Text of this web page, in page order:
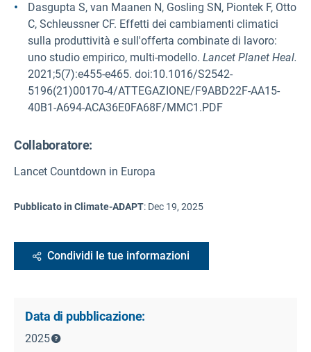
Dasgupta S, van Maanen N, Gosling SN, Piontek F, Otto
C, Schleussner CF. Effetti dei cambiamenti climatici
sulla produttività e sull'offerta combinate di lavoro:
uno studio empirico, multi-modello. Lancet Planet Heal.
2021;5(7):e455-e465. doi:10.1016/S2542-
5196(21)00170-4/ATTEGAZIONE/F9ABD22F-AA15-
40B1-A694-ACA36E0FA68F/MMC1.PDF
Collaboratore:
Lancet Countdown in Europa
Pubblicato in Climate-ADAPT: Dec 19, 2025
Condividi le tue informazioni
Data di pubblicazione:
2025